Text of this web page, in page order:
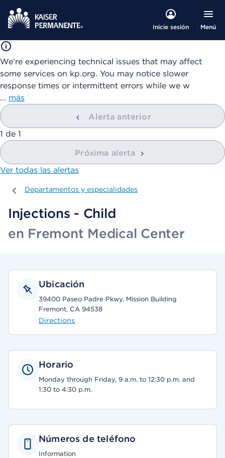
Inicie sesión Menú
We're experiencing technical issues that may affect
some services on kp.org. You may notice slower
response times or intermittent errors while we w
… más
Alerta anterior
mostrando
1 de 1
Próxima alerta
Ver todas las alertas
Departamentos y especialidades
Departamentos y especialidades
Injections - Child
en Fremont Medical Center
Ubicación
39400 Paseo Padre Pkwy, Mission Building
Fremont, CA 94538
Directions
Horario
Monday through Friday, 9 a.m. to 12:30 p.m. and
1:30 to 4:30 p.m.
Números de teléfono
Information